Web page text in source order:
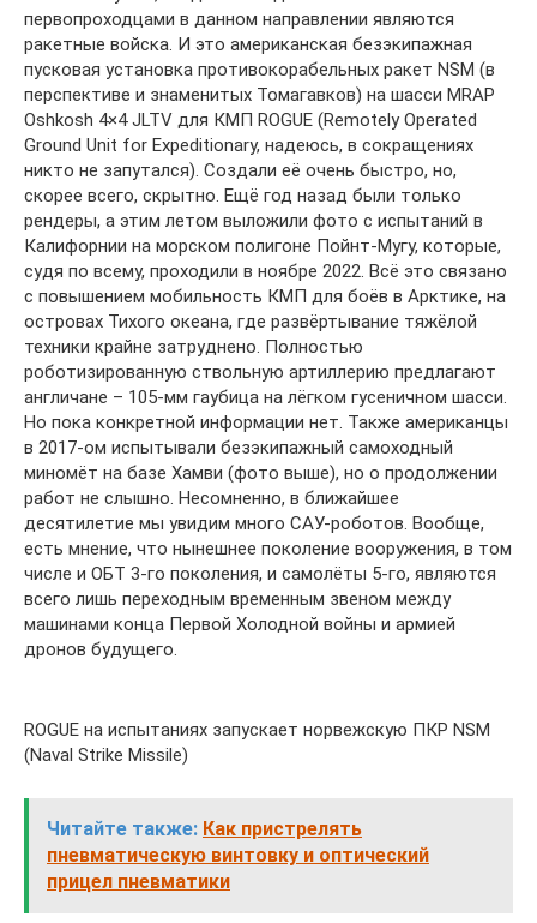
первопроходцами в данном направлении являются
ракетные войска. И это американская безэкипажная
пусковая установка противокорабельных ракет NSM (в
перспективе и знаменитых Томагавков) на шасси MRAP
Oshkosh 4×4 JLTV для КМП ROGUE (Remotely Operated
Ground Unit for Expeditionary, надеюсь, в сокращениях
никто не запутался). Создали её очень быстро, но,
скорее всего, скрытно. Ещё год назад были только
рендеры, а этим летом выложили фото с испытаний в
Калифорнии на морском полигоне Пойнт-Мугу, которые,
судя по всему, проходили в ноябре 2022. Всё это связано
с повышением мобильность КМП для боёв в Арктике, на
островах Тихого океана, где развёртывание тяжёлой
техники крайне затруднено. Полностью
роботизированную ствольную артиллерию предлагают
англичане – 105-мм гаубица на лёгком гусеничном шасси.
Но пока конкретной информации нет. Также американцы
в 2017-ом испытывали безэкипажный самоходный
миномёт на базе Хамви (фото выше), но о продолжении
работ не слышно. Несомненно, в ближайшее
десятилетие мы увидим много САУ-роботов. Вообще,
есть мнение, что нынешнее поколение вооружения, в том
числе и ОБТ 3-го поколения, и самолёты 5-го, являются
всего лишь переходным временным звеном между
машинами конца Первой Холодной войны и армией
дронов будущего.
ROGUE на испытаниях запускает норвежскую ПКР NSM
(Naval Strike Missile)
Читайте также: Как пристрелять
пневматическую винтовку и оптический
прицел пневматики